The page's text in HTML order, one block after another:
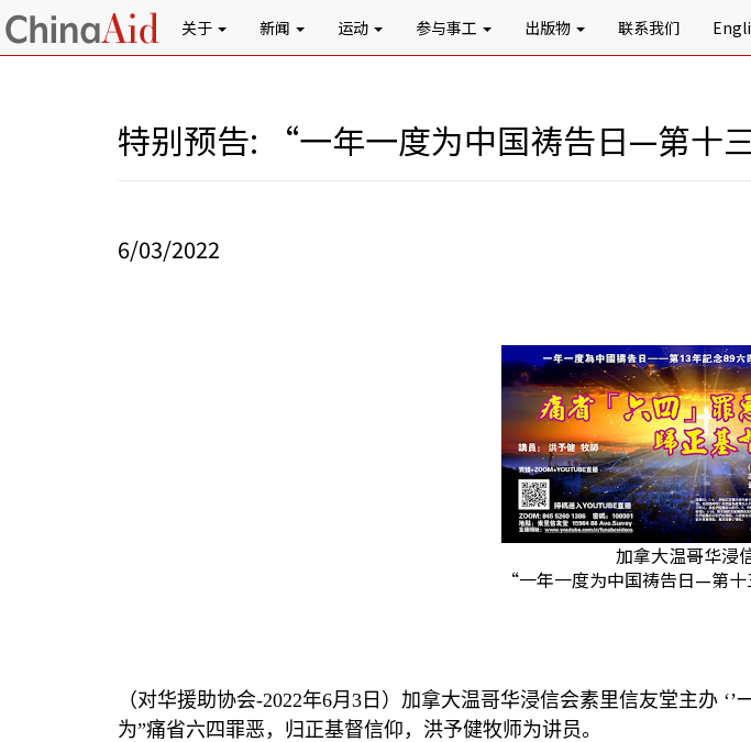
关于 新闻 运动 参与事工 出版物 联系我们
特别预告: “一年一度为中国祷告日—第十
6/03/2022
加拿大温哥华浸
“一年一度为中国祷告日—第
（对华援助协会-2022年6月 3 日）加拿大温哥华浸信会素里信友堂主办 ‘’
为”痛省六四罪恶，归正基督信仰，洪予健牧师为讲员。